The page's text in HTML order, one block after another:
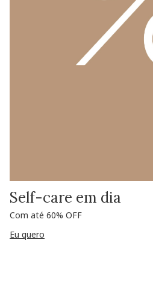
Self-care em dia
Com até 60% OFF
Eu quero